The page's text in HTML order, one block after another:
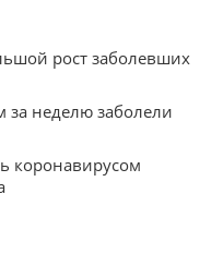
рост заболевших
за неделю заболели
коронавирусом